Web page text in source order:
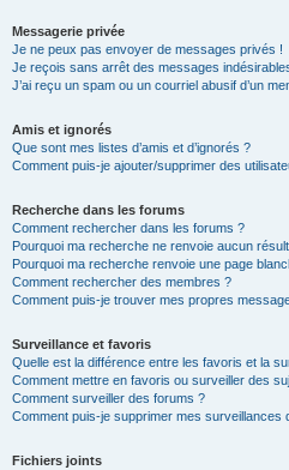
Messagerie privée
Je ne peux pas envoyer de messages privés !
Je reçois sans arrêt des messages
J’ai reçu un spam ou un courriel abusif d’un
Amis et ignorés
Que sont mes listes d’amis et d’ignorés ?
Comment puis-je ajouter/supprimer des
Recherche dans les forums
Comment rechercher dans les forums ?
Pourquoi ma recherche ne renvoie aucun
Pourquoi ma recherche renvoie une page
Comment rechercher des membres ?
Comment puis-je trouver mes propres
Surveillance et favoris
Quelle est la différence entre les favoris et la
Comment mettre en favoris ou surveiller des
Comment surveiller des forums ?
Comment puis-je supprimer mes surveillances
Fichiers joints